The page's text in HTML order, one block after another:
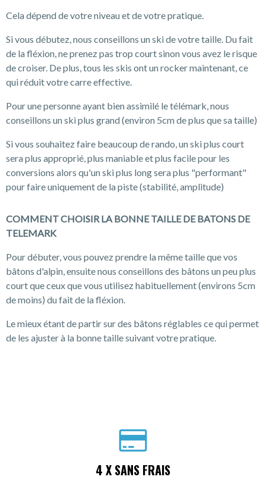
Cela dépend de votre niveau et de votre pratique.
Si vous débutez, nous conseillons un ski de votre taille. Du fait
de la fléxion, ne prenez pas trop court sinon vous avez le risque
de croiser. De plus, tous les skis ont un rocker maintenant, ce
qui réduit votre carre effective.
Pour une personne ayant bien assimilé le télémark, nous
conseillons un ski plus grand (environ 5cm de plus que sa taille)
Si vous souhaitez faire beaucoup de rando, un ski plus court
sera plus approprié, plus maniable et plus facile pour les
conversions alors qu'un ski plus long sera plus "performant"
pour faire uniquement de la piste (stabilité, amplitude)
COMMENT CHOISIR LA BONNE TAILLE DE BATONS DE
TELEMARK
Pour débuter, vous pouvez prendre la même taille que vos
bâtons d'alpin, ensuite nous conseillons des bâtons un peu plus
court que ceux que vous utilisez habituellement (environs 5cm
de moins) du fait de la fléxion.
Le mieux étant de partir sur des bâtons réglables ce qui permet
de les ajuster à la bonne taille suivant votre pratique.
4 X SANS FRAIS